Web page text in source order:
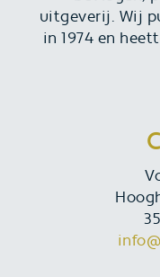
uitgeverij. Wij
in 1974 en